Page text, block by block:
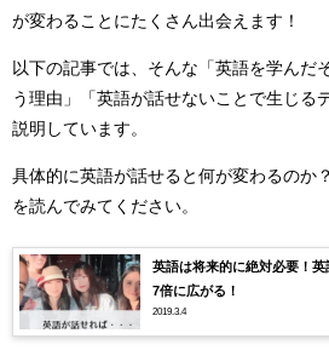
が変わることにたくさん出会えます！
以下の記事では、そんな「英語を学んだ
う理由」「英語が話せないことで生じる
説明しています。
具体的に英語が話せると何が変わるのか
を読んでみてください。
英語は将来的に絶対必要！
7倍に広がる！
2019.3.4